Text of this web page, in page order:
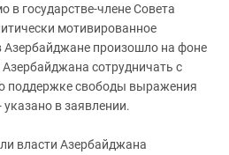
в государстве-члене Совета
мотивированное
Азербайджане произошло на фоне
Азербайджана сотрудничать с
поддержке свободы выражения
в заявлении.
власти Азербайджана